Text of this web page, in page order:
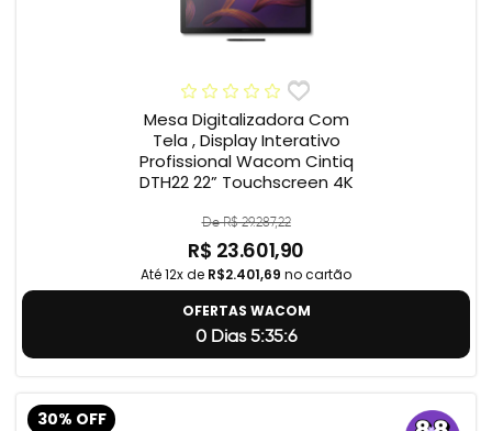
Mesa Digitalizadora Com
Tela , Display Interativo
Profissional Wacom Cintiq
DTH22 22” Touchscreen 4K
De R$ 29.287,22
R$ 23.601,90
Até 12x de R$2.401,69 no cartão
OFERTAS WACOM
0 Dias 5:35:5
30% OFF